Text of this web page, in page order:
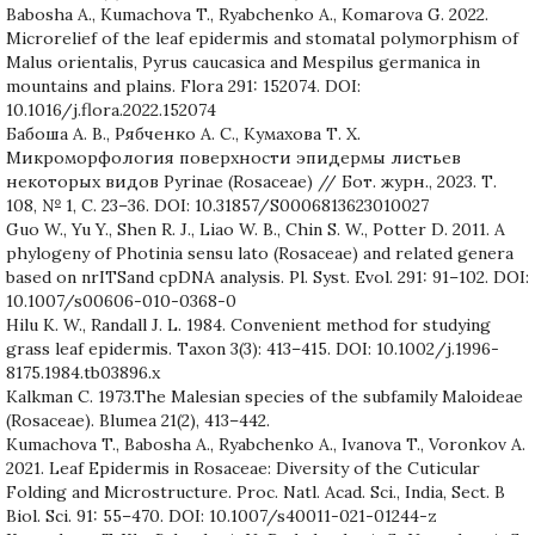
Babosha A., Kumachova T., Ryabchenko A., Komarova G. 2022.
Microrelief of the leaf epidermis and stomatal polymorphism of
Malus orientalis, Pyrus caucasica and Mespilus germanica in
mountains and plains. Flora 291: 152074. DOI:
10.1016/j.flora.2022.152074
Бабоша А. В., Рябченко А. С., Кумахова Т. Х.
Микроморфология поверхности эпидермы листьев
некоторых видов Pyrinae (Rosaceae) // Бот. журн., 2023. Т.
108, № 1, С. 23–36. DOI: 10.31857/S0006813623010027
Guo W., Yu Y., Shen R. J., Liao W. B., Chin S. W., Potter D. 2011. A
phylogeny of Photinia sensu lato (Rosaceae) and related genera
based on nrITSand cpDNA analysis. Pl. Syst. Evol. 291: 91–102. DOI:
10.1007/s00606-010-0368-0
Hilu K. W., Randall J. L. 1984. Convenient method for studying
grass leaf epidermis. Taxon 3(3): 413–415. DOI: 10.1002/j.1996-
8175.1984.tb03896.x
Kalkman C. 1973.The Malesian species of the subfamily Maloideae
(Rosaceae). Blumea 21(2), 413–442.
Kumachova T., Babosha A., Ryabchenko A., Ivanova T., Voronkov A.
2021. Leaf Epidermis in Rosaceae: Diversity of the Cuticular
Folding and Microstructure. Proc. Natl. Acad. Sci., India, Sect. B
Biol. Sci. 91: 55–470. DOI: 10.1007/s40011-021-01244-z